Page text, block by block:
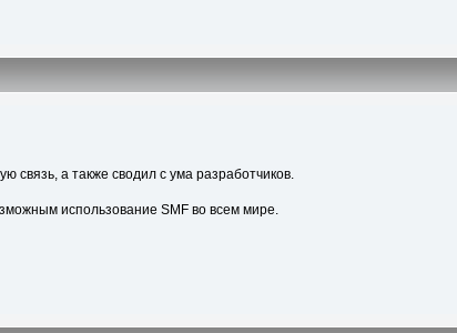
связь, а также сводил с ума разработчиков.
использование SMF во всем мире.